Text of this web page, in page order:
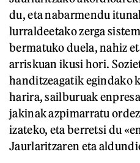
du, eta nabarmendu
lurraldeetako zerga
bermatuko duela, nahiz
arriskuan ikusi hori.
handitzeagatik egindako
harira, sailburuak
jakinak azpimarratu
izateko, eta berretsi du
Jaurlaritzaren eta